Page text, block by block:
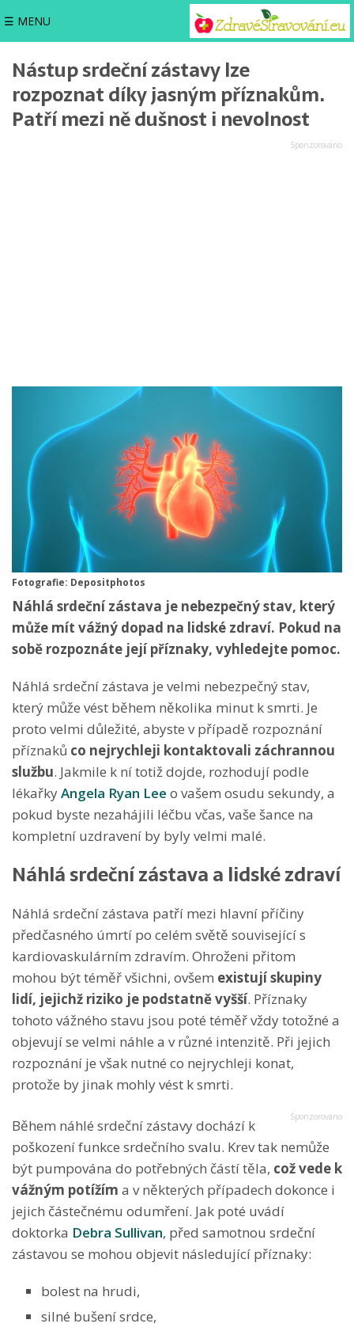
☰ MENU
Nástup srdeční zástavy lze
rozpoznat díky jasným příznakům.
Patří mezi ně dušnost i nevolnost
Fotografie: Depositphotos
Náhlá srdeční zástava je nebezpečný stav, který
může mít vážný dopad na lidské zdraví. Pokud na
sobě rozpoznáte její příznaky, vyhledejte pomoc.
Náhlá srdeční zástava je velmi nebezpečný stav,
který může vést během několika minut k smrti. Je
proto velmi důležité, abyste v případě rozpoznání
příznaků co nejrychleji kontaktovali záchrannou
službu. Jakmile k ní totiž dojde, rozhodují podle
lékařkyAngela Ryan Lee o vašem osudu sekundy, a
pokud byste nezahájili léčbu včas, vaše šance na
kompletní uzdravení by byly velmi malé.
Náhlá srdeční zástava a lidské zdraví
Náhlá srdeční zástava patří mezi hlavní příčiny
předčasného úmrtí po celém světě související s
kardiovaskulárním zdravím. Ohroženi přitom
mohou být téměř všichni, ovšem existují skupiny
lidí, jejichž riziko je podstatně vyšší. Příznaky
tohoto vážného stavu jsou poté téměř vždy totožné a
objevují se velmi náhle a v různé intenzitě. Při jejich
rozpoznání je však nutné co nejrychleji konat,
protože by jinak mohly vést k smrti.
Během náhlé srdeční zástavy dochází k
poškození funkce srdečního svalu. Krev tak nemůže
být pumpována do potřebných částí těla, což vede k
vážným potížím a v některých případech dokonce i
jejich částečnému odumření. Jak poté uvádí
doktorka Debra Sullivan, před samotnou srdeční
zástavou se mohou objevit následující příznaky:
bolest na hrudi,
silné bušení srdce,